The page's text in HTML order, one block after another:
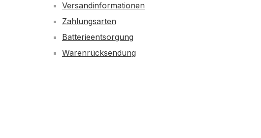
Versandinformationen
Zahlungsarten
Batterieentsorgung
Warenrücksendung